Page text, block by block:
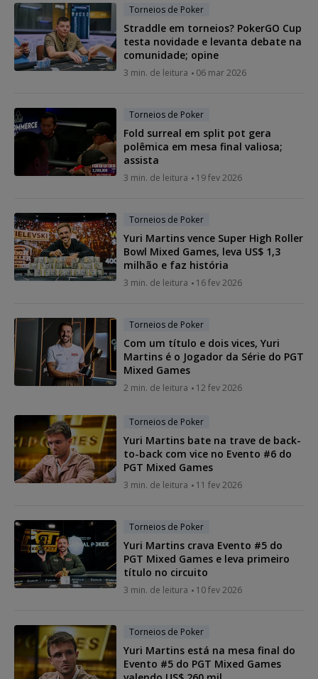
Torneios de Poker
Straddle em torneios? PokerGO Cup
testa novidade e levanta debate na
comunidade; opine
3 min. de leitura 06 mar 2026
Torneios de Poker
Fold surreal em split pot gera
polêmica em mesa final valiosa;
assista
3 min. de leitura 19 fev 2026
Torneios de Poker
Yuri Martins vence Super High Roller
Bowl Mixed Games, leva US$ 1,3
milhão e faz história
3 min. de leitura 16 fev 2026
Torneios de Poker
Com um título e dois vices, Yuri
Martins é o Jogador da Série do PGT
Mixed Games
2 min. de leitura 12 fev 2026
Torneios de Poker
Yuri Martins bate na trave de back-
to-back com vice no Evento #6 do
PGT Mixed Games
3 min. de leitura 11 fev 2026
Torneios de Poker
Yuri Martins crava Evento #5 do
PGT Mixed Games e leva primeiro
título no circuito
3 min. de leitura 10 fev 2026
Torneios de Poker
Yuri Martins está na mesa final do
Evento #5 do PGT Mixed Games